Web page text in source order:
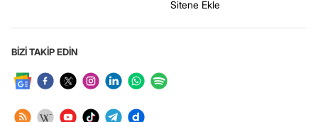
Sitene Ekle
BİZİ TAKİP EDİN